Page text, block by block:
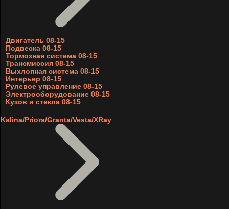
Двигатель 08-15
Подвеска 08-15
Тормозная система 08-15
Трансмиссия 08-15
Выхлопная система 08-15
Интерьер 08-15
Рулевое управление 08-15
Электрооборудование 08-15
Кузов и стекла 08-15
Kalina/Priora/Granta/Vesta/XRay